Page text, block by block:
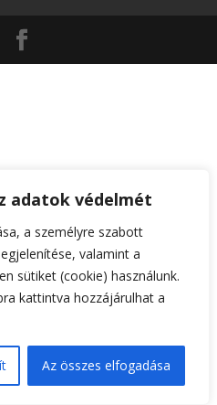
adatok védelmét
a személyre szabott
valamint a
sütiket (cookie) használunk.
kattintva hozzájárulhat a
Az összes elfogadása